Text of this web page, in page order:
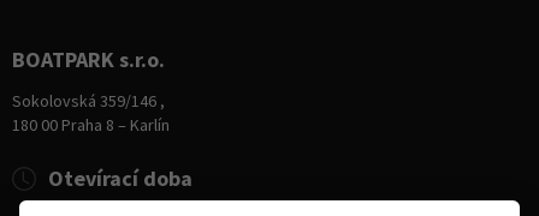
BOATPARK s.r.o.
Sokolovská 359/146 ,
180 00 Praha 8 – Karlín
Otevírací doba